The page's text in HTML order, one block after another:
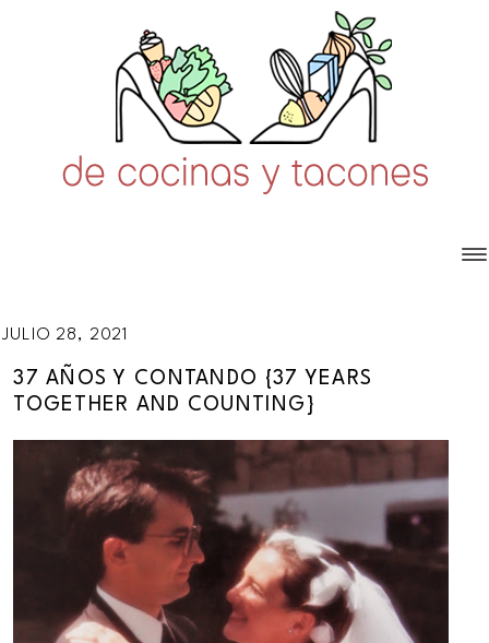
JULIO 28, 2021
37 AÑOS Y CONTANDO {37 YEARS
TOGETHER AND COUNTING}